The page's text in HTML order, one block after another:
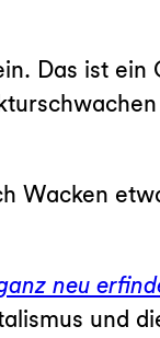
Das ist
Wacken
neu
und